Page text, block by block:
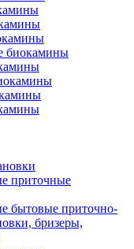
биокамины
приточные
бытовые приточно-
бризеры,